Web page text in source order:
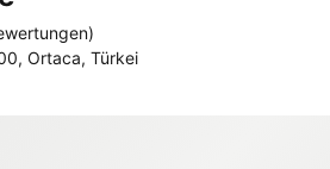
)
Ortaca, Türkei